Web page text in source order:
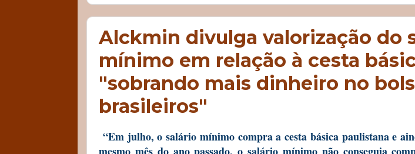
Alckmin divulga valorização do
mínimo em relação à cesta
"sobrando mais dinheiro no
brasileiros"
“Em julho, o salário mínimo compra a cesta básica paulistana e